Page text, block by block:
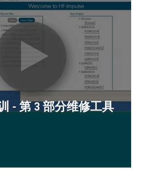
- 第 3 部分维修工具